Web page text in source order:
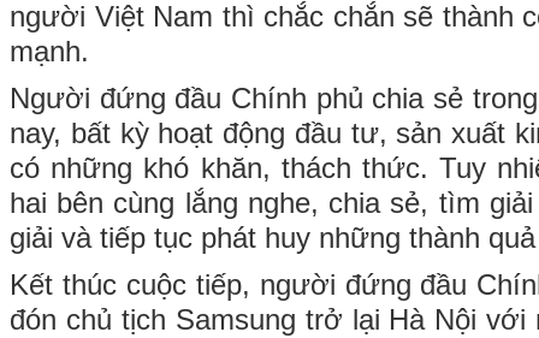
người Việt Nam thì chắc chắn sẽ thành
mạnh.
Người đứng đầu Chính phủ chia sẻ
nay, bất kỳ hoạt động đầu tư, sản xuất
có những khó khăn, thách thức. Tuy
hai bên cùng lắng nghe, chia sẻ, tìm
giải và tiếp tục phát huy những thành
Kết thúc cuộc tiếp, người đứng đầu
đón chủ tịch Samsung trở lại Hà Nội